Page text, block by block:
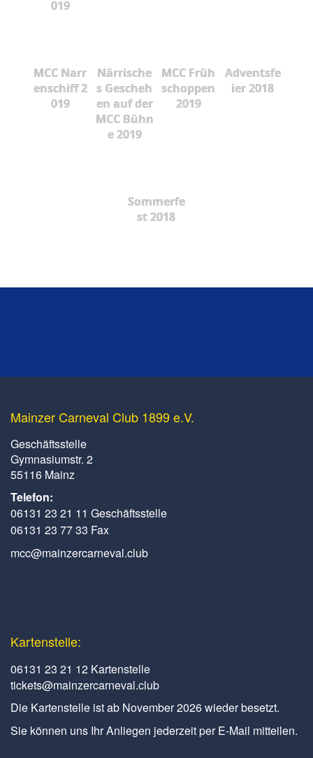
019
MCC Narr
enschiff 2
019
Närrische
s Gescheh
en auf der
MCC Bühn
e 2019
MCC Früh
schoppen
2019
Adventsfe
ier 2018
Sommerfe
st 2018
Mainzer Carneval Club 1899 e.V.
Geschäftsstelle
Gymnasiumstr. 2
55116 Mainz
Telefon:
06131 23 21 11 Geschäftsstelle
06131 23 77 33 Fax
mcc@mainzercarneval.club
Kartenstelle:
06131 23 21 12 Kartenstelle
tickets@mainzercarneval.club
Die Kartenstelle ist ab November 2026 wieder besetzt.
Sie können uns Ihr Anliegen jederzeit per E-Mail mitteilen.